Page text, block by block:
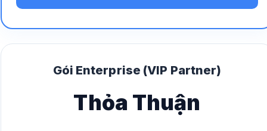
Gói Enterprise (VIP Partner)
Thỏa Thuận